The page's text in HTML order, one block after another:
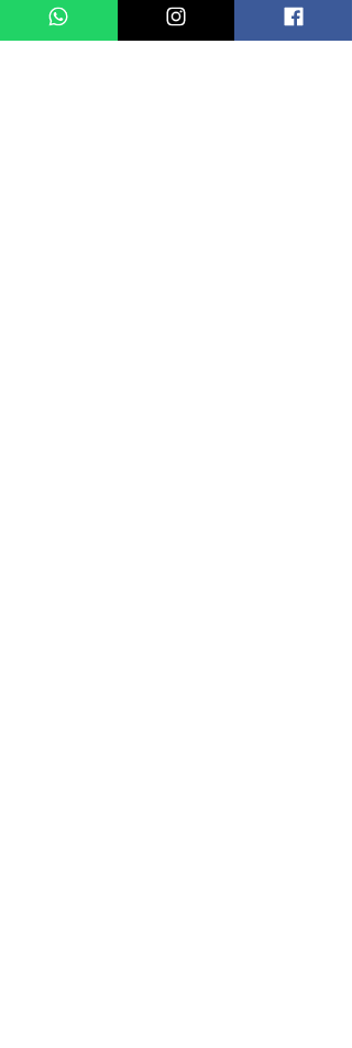
October 26, 2018 (Fri) 8pm
October 27, 2018 (Sat) 2:30pm / 5:30pm /
8pm